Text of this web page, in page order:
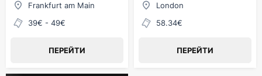
Frankfurt am Main
39€ - 49€
ПЕРЕЙТИ
London
58.34€
ПЕРЕЙТИ